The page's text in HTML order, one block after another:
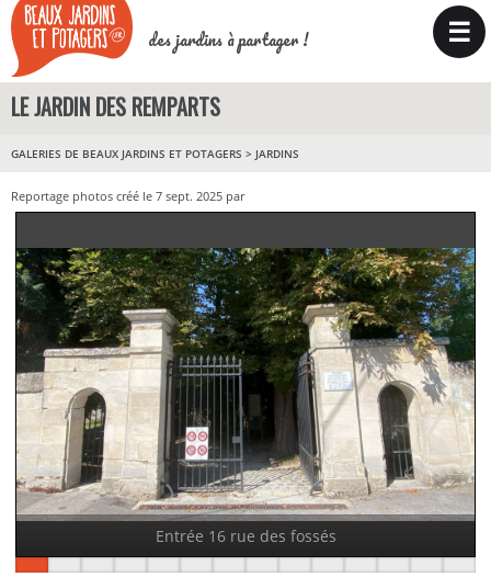
des jardins à partager ! ☰
LE JARDIN DES REMPARTS
GALERIES DE BEAUX JARDINS ET POTAGERS > JARDINS
Reportage photos créé le 7 sept. 2025 par
Entrée 16 rue des fossés